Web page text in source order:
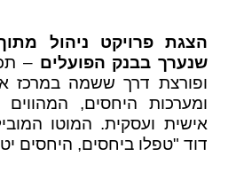
הצגת פרויקט ניהול
שנערך בבנק הפועלים –
ופורצת דרך ששמה במרכז
ומערכות היחסים,
אישית ועסקית. המוטו
דוד "טפלו ביחסים, היחסים